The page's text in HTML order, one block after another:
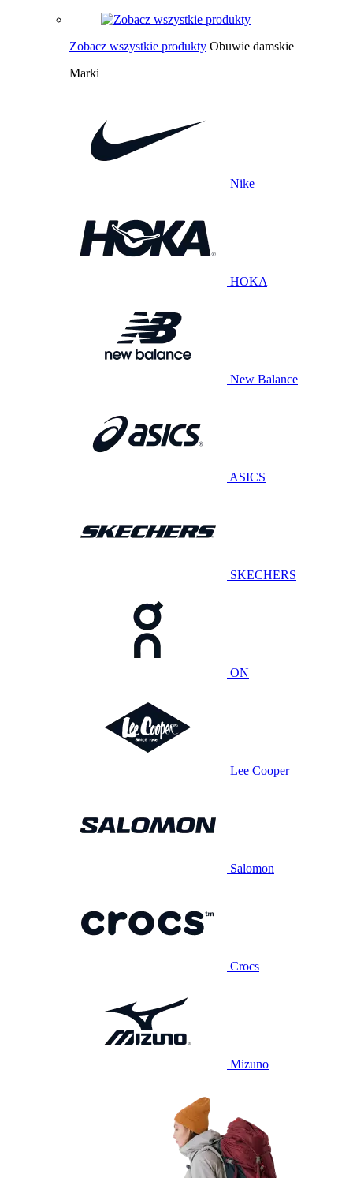
Zobacz wszystkie produkty Obuwie damskie
Marki
Nike
HOKA
New Balance
ASICS
SKECHERS
ON
Lee Cooper
Salomon
Crocs
Mizuno